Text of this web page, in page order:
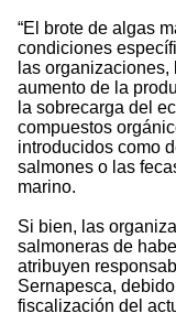
“El brote de algas
condiciones
las organizaciones,
aumento de la
la sobrecarga del
compuestos
introducidos como
salmones o las
marino.
Si bien, las
salmoneras de
atribuyen
Sernapesca,
fiscalización del